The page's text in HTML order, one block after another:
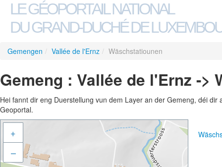
LE GÉOPORTAIL NATIONAL
DU GRAND-DUCHÉ DE
Gemengen / Vallée de l'Ernz / Wäschstatiounen
Gemeng : Vallée de l'Ernz ->
Hei fannt dir eng Duerstellung vun dem Layer an der Gemeng, déi
Geoportal.
+
–